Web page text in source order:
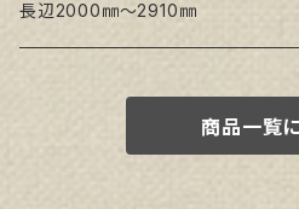
生キャンバス
長辺2000㎜～2910㎜
商品一覧